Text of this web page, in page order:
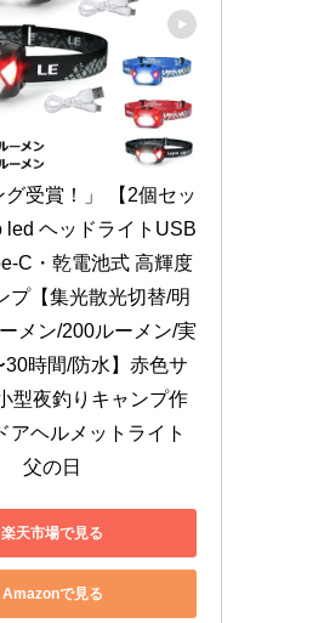
グ受賞！」 【2個セッ
led ヘッドライトUSB
C・乾電池式 高輝度
プ【集光散光切替/明
メン/200ルーメン/実
30時間/防水】赤色サ
型夜釣りキャンプ作
アヘルメットライト
父の日
楽天市場で見る
Amazonで見る